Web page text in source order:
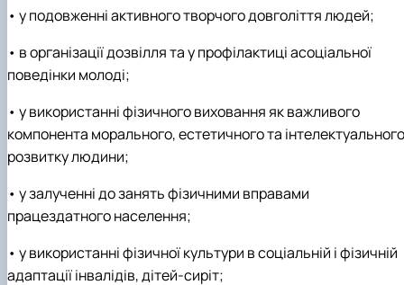
• у подовженні активного творчого довголіття людей;
• в організації дозвілля та у профілактиці асоціальної
поведінки молоді;
• у використанні фізичного виховання як важливого
компонента морального, естетичного та інтелектуального
розвитку людини;
• у залученні до занять фізичними вправами
працездатного населення;
• у використанні фізичної культури в соціальній і фізичній
адаптації інвалідів, дітей-сиріт;